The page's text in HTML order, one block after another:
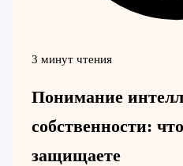
3 минут чтения
Понимание
собственности:
защищаете